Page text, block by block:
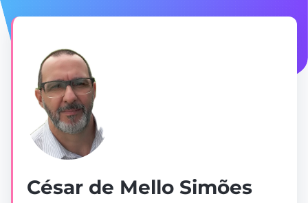
César de Mello Simões